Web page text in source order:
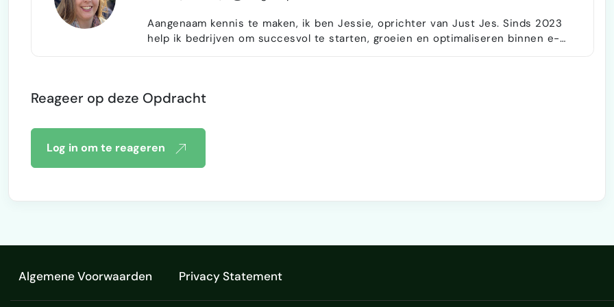
Aangenaam kennis te maken, ik ben Jessie, oprichter van Just Jes. Sinds 2023
help ik bedrijven om succesvol te starten, groeien en optimaliseren binnen e-
en Decathlon, …
Reageer op deze Opdracht
Log in om te reageren
Algemene Voorwaarden Privacy Statement